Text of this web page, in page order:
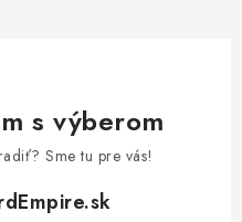
s výberom
Sme tu pre vás!